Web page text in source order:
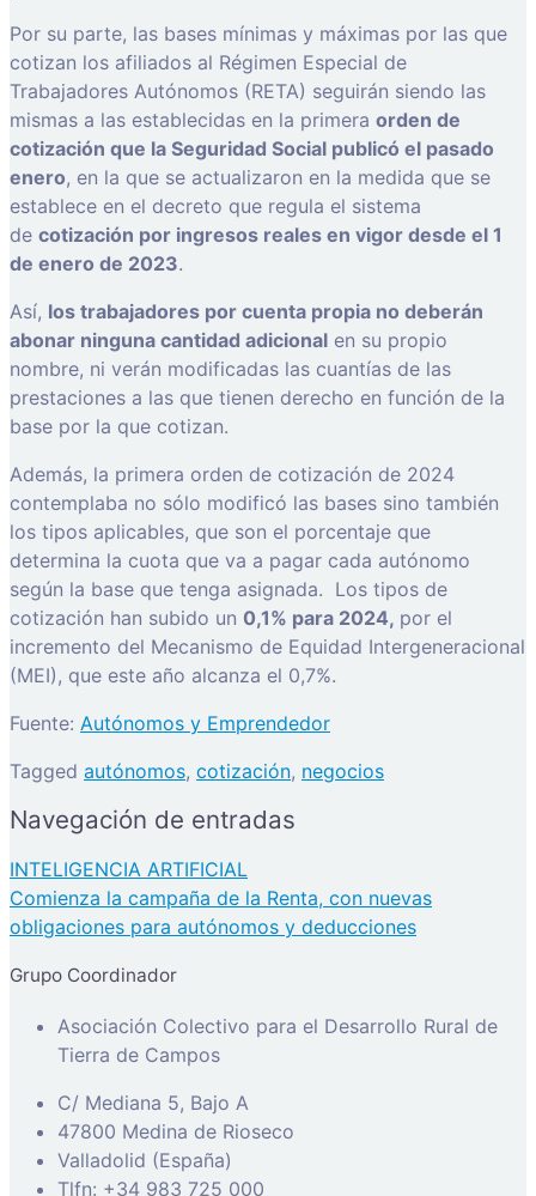
Por su parte, las bases mínimas y máximas por las que
cotizan los afiliados al Régimen Especial de
Trabajadores Autónomos (RETA) seguirán siendo las
mismas a las establecidas en la primera orden de
cotización que la Seguridad Social publicó el pasado
enero, en la que se actualizaron en la medida que se
establece en el decreto que regula el sistema
de cotización por ingresos reales en vigor desde el 1
de enero de 2023.
Así, los trabajadores por cuenta propia no deberán
abonar ninguna cantidad adicional en su propio
nombre, ni verán modificadas las cuantías de las
prestaciones a las que tienen derecho en función de la
base por la que cotizan.
Además, la primera orden de cotización de 2024
contemplaba no sólo modificó las bases sino también
los tipos aplicables, que son el porcentaje que
determina la cuota que va a pagar cada autónomo
según la base que tenga asignada. Los tipos de
cotización han subido un 0,1% para 2024, por el
incremento del Mecanismo de Equidad Intergeneracional
(MEI), que este año alcanza el 0,7%.
Fuente: Autónomos y Emprendedor
Tagged autónomos, cotización, negocios
Navegación de entradas
INTELIGENCIA ARTIFICIAL
Comienza la campaña de la Renta, con nuevas
obligaciones para autónomos y deducciones
Grupo Coordinador
Asociación Colectivo para el Desarrollo Rural de
Tierra de Campos
C/ Mediana 5, Bajo A
47800 Medina de Rioseco
Valladolid (España)
Tlfn: +34 983 725 000